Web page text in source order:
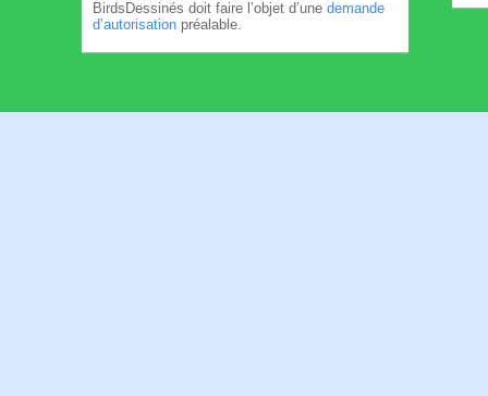
BirdsDessinés doit faire l’objet d’une demande
d’autorisation préalable.